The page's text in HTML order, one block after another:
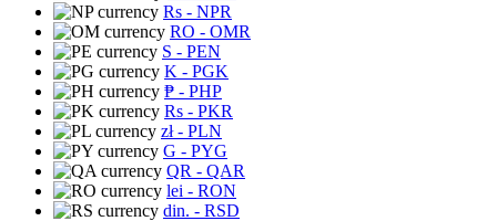
Rs - NPR
RO - OMR
S - PEN
K - PGK
₱ - PHP
Rs - PKR
zł- PLN
G - PYG
QR - QAR
lei - RON
din. - RSD